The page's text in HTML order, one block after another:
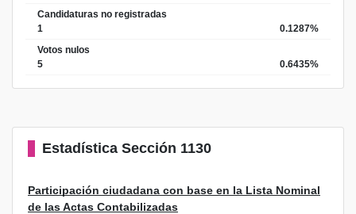
Candidaturas no registradas
1
0.1287%
Votos nulos
5
0.6435%
Estadística Sección 1130
Participación ciudadana con base en la Lista Nominal
de las Actas Contabilizadas